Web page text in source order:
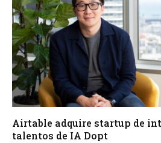
Airtable adquire startup de
talentos de IA Dopt